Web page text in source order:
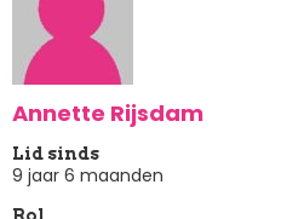
Annette Rijsdam
Lid sinds
9 jaar 6 maanden
Rol